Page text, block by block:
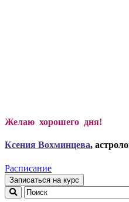
Желаю хорошего дня!
Ксения Вохминцева,
Расписание
Записаться на курс